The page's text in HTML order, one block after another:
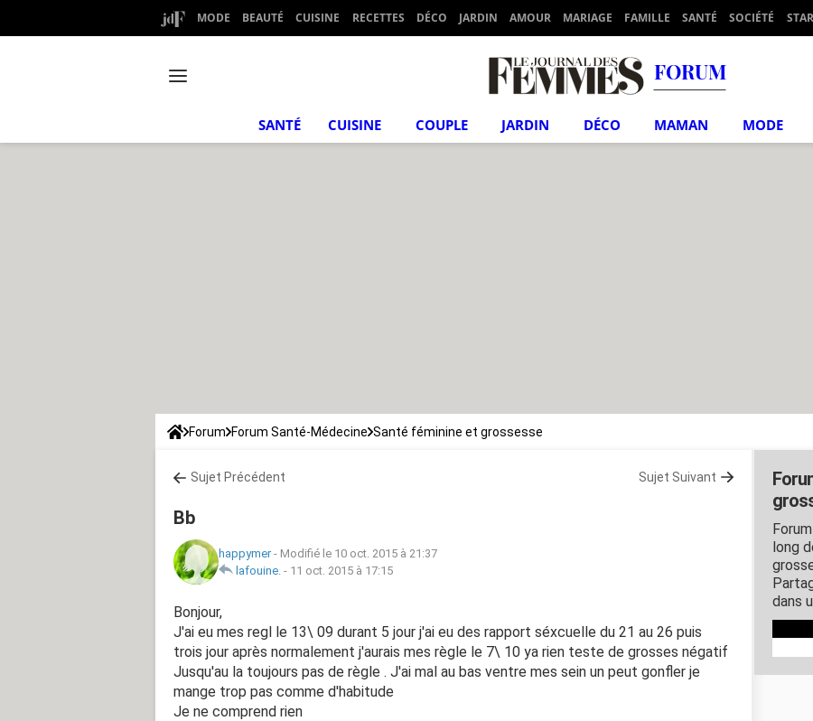
MODE BEAUTÉ CUISINE RECETTES DÉCO JARDIN AMOUR MARIAGE FAMILLE SANTÉ SOCIÉTÉ
FORUM
SANTÉ CUISINE COUPLE JARDIN DÉCO MAMAN MODE
Forum Forum Santé-Médecine Santé féminine et grossesse
Sujet Précédent Sujet Suivant
Bb
happymer- Modifié le 10 oct. 2015 à 21:37
lafouine. - 11 oct. 2015 à 17:15
Bonjour,
J'ai eu mes regl le 13\ 09 durant 5 jour j'ai eu des rapport séxcuelle du 21 au 26 puis
trois jour après normalement j'aurais mes règle le 7\ 10 ya rien teste de grosses négatif
Jusqu'au la toujours pas de règle . J'ai mal au bas ventre mes sein un peut gonfler je
mange trop pas comme d'habitude
Je ne comprend rien
long
dans